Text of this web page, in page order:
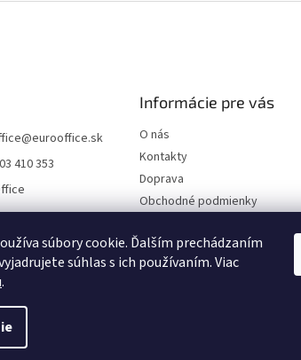
súbory cookie. Ďalším prechádzaním
súhlas s ich používaním. Viac
.
@eurooffice.sk
410 353
Informácie pre vás
O nás
Kontakty
Doprava
Obchodné podmienky
údajov
Moja objednávka